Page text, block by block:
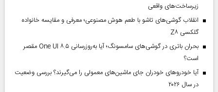
زیرساخت‌های واقعی
انقلاب گوشی‌های تاشو‌ با طعم هوش مصنوعی؛ معرفی و مقایسه خانواده
گلکسی Z۸
بحران باتری در گوشی‌های سامسونگ؛ آیا به‌روزرسانی One UI ۸.۵ مقصر
است؟
آیا خودروهای خودران جای ماشین‌های معمولی را می‌گیرند؟ بررسی وضعیت
در سال ۲۰۲۶